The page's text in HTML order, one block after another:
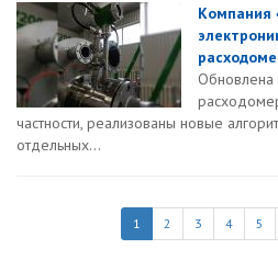
Компания
Обновлена
частности, реализованы новые
отдельных...
1 2 3 4 5